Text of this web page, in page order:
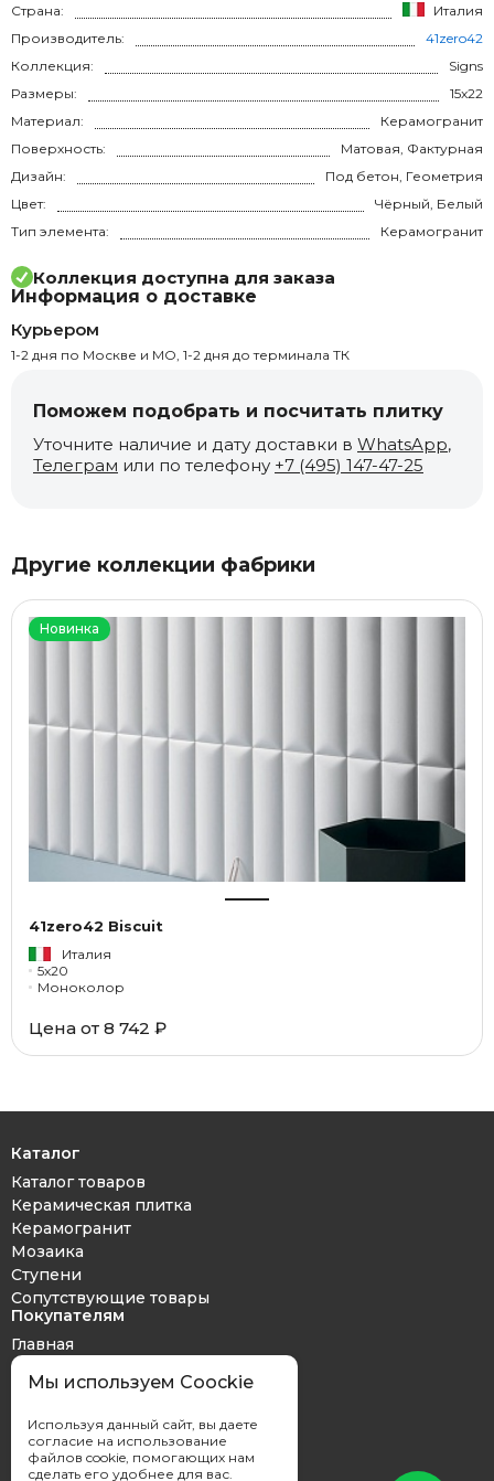
Страна:
Италия
Производитель:
41zero42
Коллекция:
Signs
Размеры:
15x22
Материал:
Керамогранит
Поверхность:
Матовая, Фактурная
Дизайн:
Под бетон, Геометрия
Цвет:
Чёрный, Белый
Тип элемента:
Керамогранит
Коллекция доступна для заказа
Информация о доставке
Курьером
1-2 дня по Москве и МО, 1-2 дня до терминала ТК
Поможем подобрать и посчитать плитку
Уточните наличие и дату доставки в WhatsApp,
Телеграм или по телефону +7 (495) 147-47-25
Другие коллекции фабрики
Новинка
41zero42 Biscuit
Италия
5x20
Моноколор
Цена от 8 742 ₽
Каталог
Каталог товаров
Керамическая плитка
Керамогранит
Мозаика
Ступени
Сопутствующие товары
Покупателям
Главная
Дизайн проект
Оплата и доставка
Контакты
Мы используем Coockie
Используя данный сайт, вы даете
согласие на использование
файлов cookie, помогающих нам
сделать его удобнее для вас.